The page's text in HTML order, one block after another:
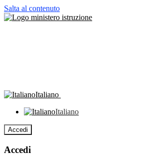
Salta al contenuto
Italiano
Italiano
Accedi
Accedi